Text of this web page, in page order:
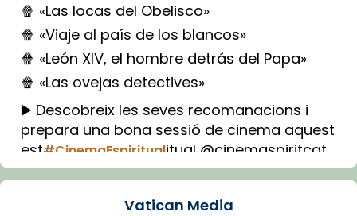
🍿 «Las locas del Obelisco»
🍿 «Viaje al país de los blancos»
🍿 «León XIV, el hombre detrás del Papa»
🍿 «Las ovejas detectives»
▶️ Descobreix les seves recomanacions i
prepara una bona sessió de cinema aquest
est#CinemaEspiritualitual @cinemaspiritcat
Imatge: Generada amb IA (OpenAI)
Vatican Media